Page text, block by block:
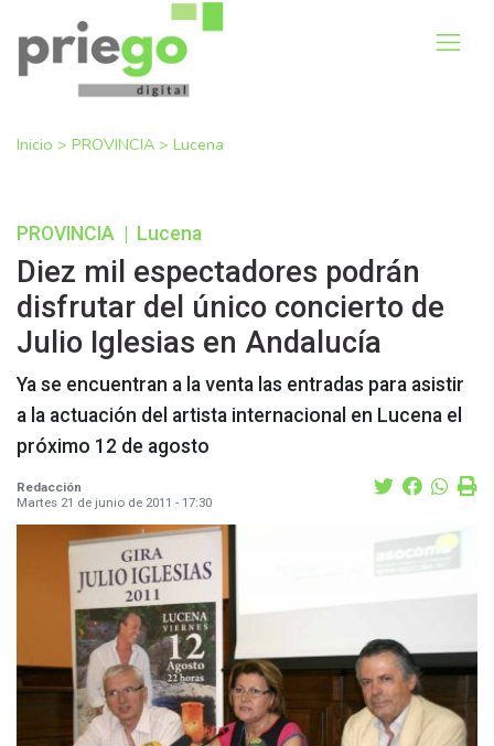
Inicio > PROVINCIA > Lucena
PROVINCIA Lucena
Diez mil espectadores podrán
disfrutar del único concierto de
Julio Iglesias en Andalucía
Ya se encuentran a la venta las entradas para asistir
a la actuación del artista internacional en Lucena el
próximo 12 de agosto
Redacción
Martes 21 de junio de 2011 - 17:30